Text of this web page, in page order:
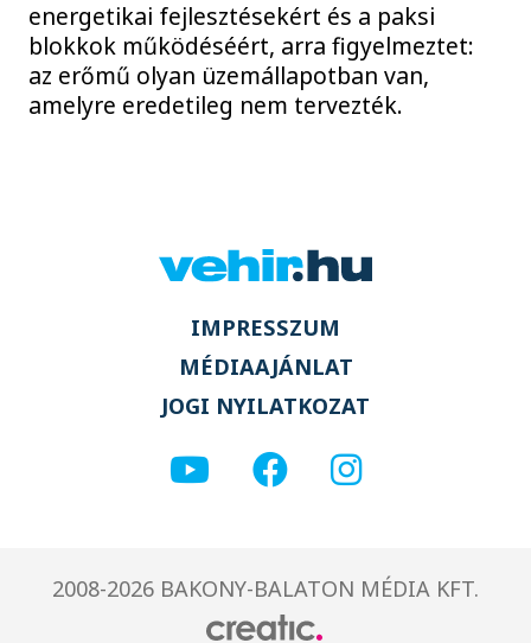
energetikai fejlesztésekért és a paksi
blokkok működéséért, arra figyelmeztet:
az erőmű olyan üzemállapotban van,
amelyre eredetileg nem tervezték.
IMPRESSZUM
MÉDIAAJÁNLAT
JOGI NYILATKOZAT
2008-2026 BAKONY-BALATON MÉDIA KFT.